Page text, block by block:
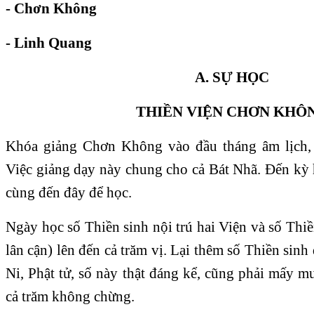
- Chơn Không
- Linh Quang
A. SỰ HỌC
THIỀN VIỆN CHƠN
Khóa giảng Chơn Không vào đầu tháng âm
Việc giảng dạy này chung cho cả Bát Nhã. Ðến
cùng đến đây để học.
Ngày học số Thiền sinh nội trú hai Viện và số
lân cận) lên đến cả trăm vị. Lại thêm số Thiền
Ni, Phật tử, số này thật đáng kể, cũng phải mấy
cả trăm không chừng.